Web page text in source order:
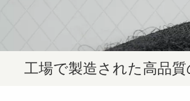
工場で製造された高品